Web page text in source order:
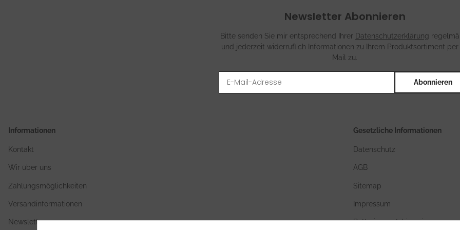
Newsletter Abonnieren
Bitte senden Sie mir entsprechend Ihrer Datenschutzerklärung
und jederzeit widerruflich Informationen zu Ihrem Produktsortiment per
Mail zu.
Abonnieren
Informationen
Kontakt
Wir über uns
Zahlungsmöglichkeiten
Versandinformationen
Newsletter
Gesetzliche Informationen
Datenschutz
AGB
Sitemap
Impressum
Batteriegesetzhinweise